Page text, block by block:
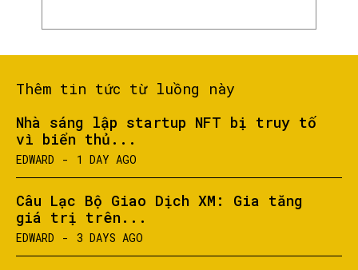
Thêm tin tức từ luồng này
Nhà sáng lập startup NFT bị truy tố
vì biển thủ...
EDWARD - 1 DAY AGO
Câu Lạc Bộ Giao Dịch XM: Gia tăng
giá trị trên...
EDWARD - 3 DAYS AGO